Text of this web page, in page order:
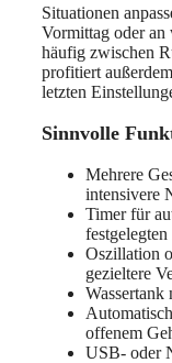
Situationen
Vormittag oder an
häufig zwischen
profitiert
letzten
Sinnvolle
Mehrere
intensivere
Timer für
Oszillation
gezieltere
offenem
USB- oder